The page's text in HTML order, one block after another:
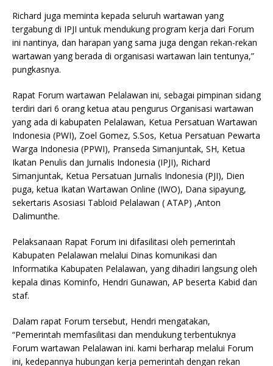
Richard juga meminta kepada seluruh wartawan yang
tergabung di IPJI untuk mendukung program kerja dari Forum
ini nantinya, dan harapan yang sama juga dengan rekan-rekan
wartawan yang berada di organisasi wartawan lain tentunya,”
pungkasnya.
Rapat Forum wartawan Pelalawan ini, sebagai pimpinan sidang
terdiri dari 6 orang ketua atau pengurus Organisasi wartawan
yang ada di kabupaten Pelalawan, Ketua Persatuan Wartawan
Indonesia (PWI), Zoel Gomez, S.Sos, Ketua Persatuan Pewarta
Warga Indonesia (PPWI), Pranseda Simanjuntak, SH, Ketua
Ikatan Penulis dan Jurnalis Indonesia (IPJI), Richard
Simanjuntak, Ketua Persatuan Jurnalis Indonesia (PJI), Dien
puga, ketua Ikatan Wartawan Online (IWO), Dana sipayung,
sekertaris Asosiasi Tabloid Pelalawan ( ATAP) ,Anton
Dalimunthe.
Pelaksanaan Rapat Forum ini difasilitasi oleh pemerintah
Kabupaten Pelalawan melalui Dinas komunikasi dan
Informatika Kabupaten Pelalawan, yang dihadiri langsung oleh
kepala dinas Kominfo, Hendri Gunawan, AP beserta Kabid dan
staf.
Dalam rapat Forum tersebut, Hendri mengatakan,
“Pemerintah memfasilitasi dan mendukung terbentuknya
Forum wartawan Pelalawan ini. kami berharap melalui Forum
ini, kedepannya hubungan kerja pemerintah dengan rekan